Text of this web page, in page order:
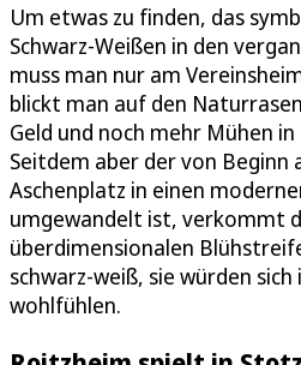
Um etwas zu finden, das
Schwarz-Weißen in den
muss man nur am
blickt man auf den
Geld und noch mehr Mühen
Seitdem aber der von Beginn
Aschenplatz in einen
umgewandelt ist, verkommt
überdimensionalen
schwarz-weiß, sie würden
wohlfühlen.